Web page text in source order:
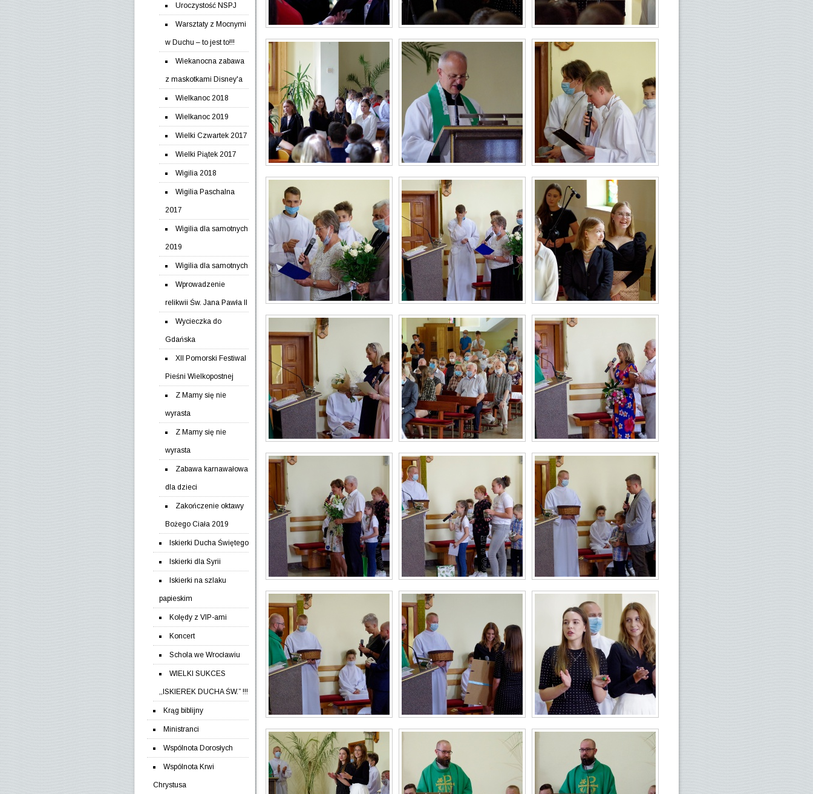
Uroczystość NSPJ
Warsztaty z Mocnymi
w Duchu – to jest to!!!
Wiekanocna zabawa
z maskotkami Disney'a
Wielkanoc 2018
Wielkanoc 2019
Wielki Czwartek 2017
Wielki Piątek 2017
Wigilia 2018
Wigilia Paschalna
2017
Wigilia dla samotnych
2019
Wigilia dla samotnych
Wprowadzenie
relikwii Św. Jana Pawła II
Wycieczka do
Gdańska
XII Pomorski Festiwal
Pieśni Wielkopostnej
Z Mamy się nie
wyrasta
Z Mamy się nie
wyrasta
Zabawa karnawałowa
dla dzieci
Zakończenie oktawy
Bożego Ciała 2019
Iskierki Ducha Świętego
Iskierki dla Syrii
Iskierki na szlaku
papieskim
Kolędy z VIP-ami
Koncert
Schola we Wrocławiu
WIELKI SUKCES
,,ISKIEREK DUCHA ŚW.” !!!
Krąg biblijny
Ministranci
Wspólnota Dorosłych
Wspólnota Krwi
Chrystusa